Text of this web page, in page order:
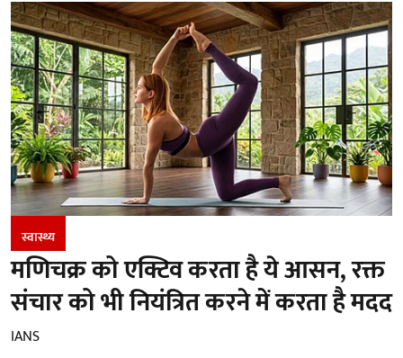
स्वास्थ्य
मणिचक्र को एक्टिव करता है ये आसन, रक्त
संचार को भी नियंत्रित करने में करता है मदद
IANS